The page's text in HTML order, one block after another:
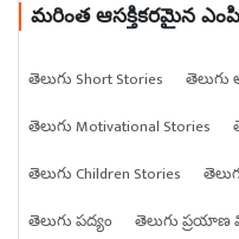
మరింత ఆసక్తికరమైన
తెలుగు Short Stories తెలుగు
తెలుగు Motivational Stories
తెలుగు Children Stories
తెలుగు పద్యం
తెలుగు ప్రయాణ